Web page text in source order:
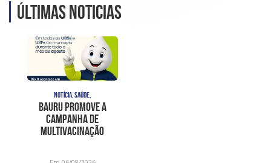
Últimas noticias
NOTÍCIA, SAÚDE,
Bauru promove a
Campanha de
Multivacinação